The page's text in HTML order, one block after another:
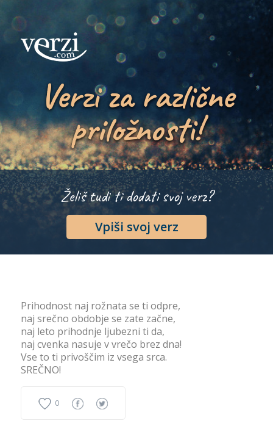
Verzi za različne
priložnosti!
Želiš tudi ti dodati svoj verz?
Vpiši svoj verz
Prihodnost naj rožnata se ti odpre,
naj srečno obdobje se zate začne,
naj leto prihodnje ljubezni ti da,
naj cvenka nasuje v vrečo brez dna!
Vse to ti privoščim iz vsega srca.
SREČNO!
0